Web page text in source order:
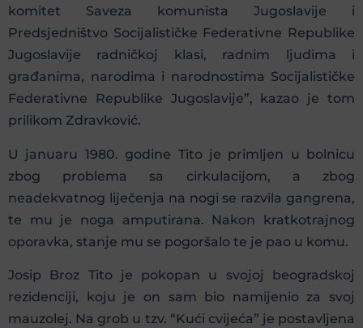
komitet Saveza komunista Jugoslavije i
Predsjedništvo Socijalističke Federativne Republike
Jugoslavije radničkoj klasi, radnim ljudima i
građanima, narodima i narodnostima Socijalističke
Federativne Republike Jugoslavije”, kazao je tom
prilikom Zdravković.
U januaru 1980. godine Tito je primljen u bolnicu
zbog problema sa cirkulacijom, a zbog
neadekvatnog liječenja na nogi se razvila gangrena,
te mu je noga amputirana. Nakon kratkotrajnog
oporavka, stanje mu se pogoršalo te je pao u komu.
Josip Broz Tito je pokopan u svojoj beogradskoj
rezidenciji, koju je on sam bio namijenio za svoj
mauzolej. Na grob u tzv. “Kući cvijeća” je postavljena